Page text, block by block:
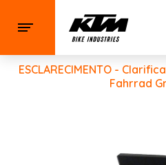
ESCLARECIMENTO -
Fahrrad